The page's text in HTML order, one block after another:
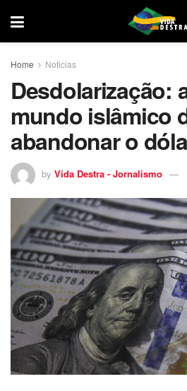
Home Noticias
Desdolarização:
mundo islâmico
abandonar o
by Vida Destra - Jornalismo